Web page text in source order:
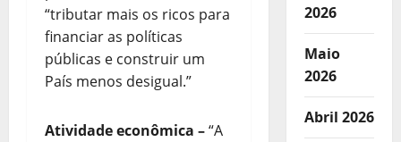
“tributar mais os ricos para
financiar as políticas
públicas e construir um
País menos desigual.”
Atividade econômica –“A
2026
Maio
2026
Abril 2026